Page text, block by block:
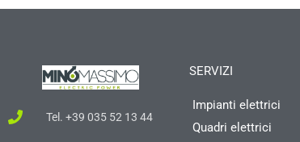
Tel. +39 035 52 13 44
SERVIZI
Impianti elettrici
Quadri elettrici